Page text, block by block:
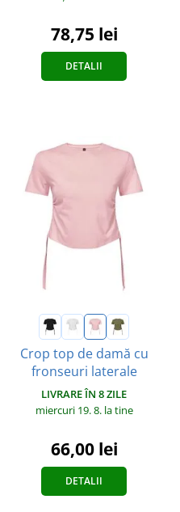
78,75 lei
DETALII
Crop top de damă cu
fronseuri laterale
LIVRARE ÎN 8 ZILE
miercuri 19. 8. la tine
66,00 lei
DETALII